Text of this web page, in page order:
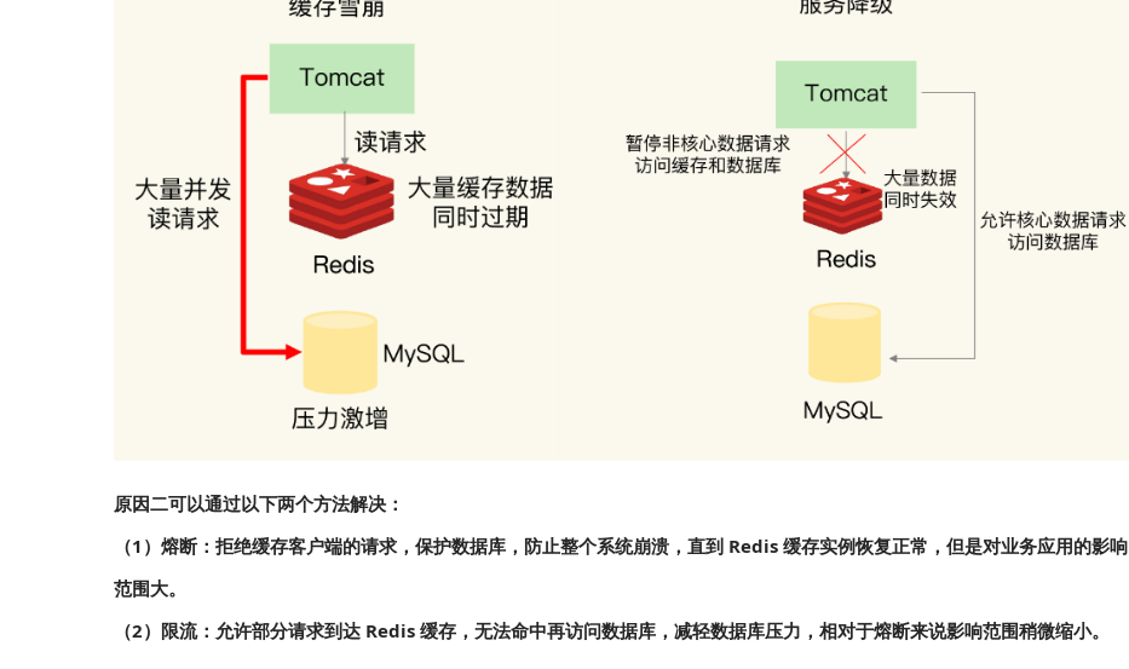
原因二可以通过以下两个方法解决：
（1）熔断：拒绝缓存客户端的请求，保护数据库，防止整个系统崩溃，直到 Redis 缓存实例恢复正常，但是对业务应用的影响
范围大。
（2）限流：允许部分请求到达 Redis 缓存，无法命中再访问数据库，减轻数据库压力，相对于熔断来说影响范围稍微缩小。